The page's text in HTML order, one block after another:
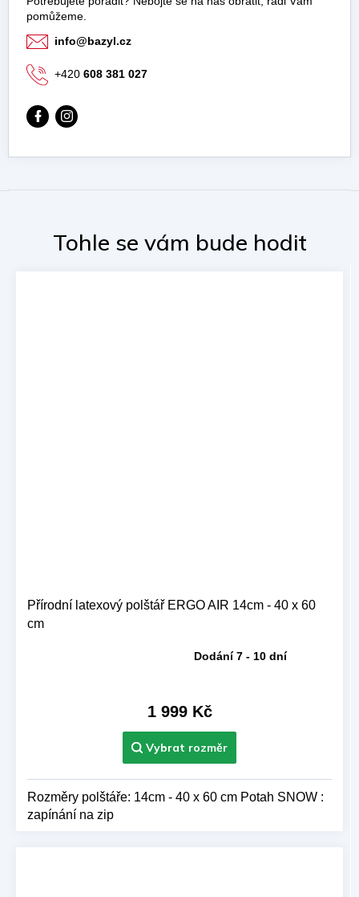
Přírodní latexový polštář ERGO AIR 14cm - 40 x 60
cm
Dodání 7 - 10 dní
1 999 Kč
Rozměry polštáře: 14cm - 40 x 60 cm Potah SNOW :
zapínání na zip
info@bazyl.cz
+420 608 381 027